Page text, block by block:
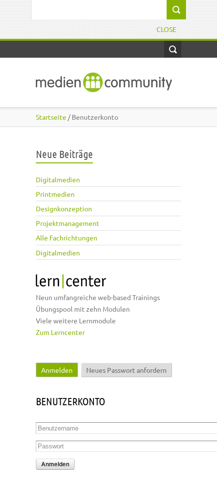
CLOSE
Startseite / Benutzerkonto
Neue Beiträge
Digitalmedien
Printmedien
Designkonzeption
Projektmanagement
Alle Fachrichtungen
Digitalmedien
Neun umfangreiche web-based Trainings
Übungspool mit zehn Modulen
Viele weitere Lernmodule
Zum Lerncenter
Haupt-Reiter
Anmelden (aktiver Reiter)
Neues Passwort anfordern
BENUTZERKONTO
Benutzername
Passwort